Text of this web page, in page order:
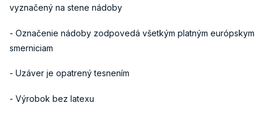
vyznačený na stene nádoby
- Označenie nádoby zodpovedá všetkým platným európskym
smerniciam
- Uzáver je opatrený tesnením
- Výrobok bez latexu